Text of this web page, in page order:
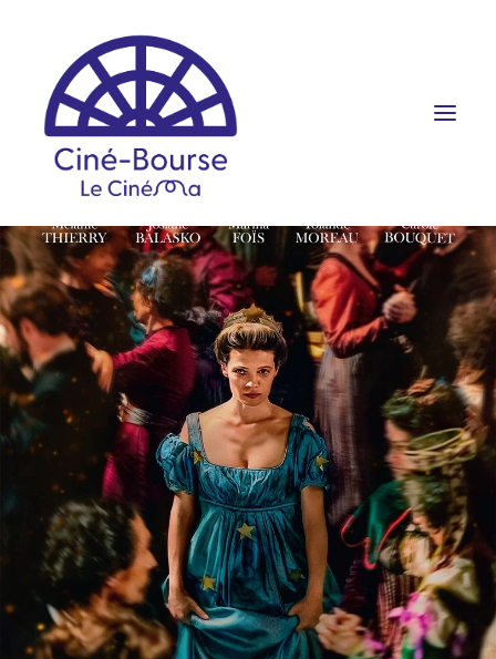
FILMS ET HORAIRES
ÉVÉNEMENTS
SCOLAIRES
PRATIQUE
RÉSERVATION
PROGRAMME